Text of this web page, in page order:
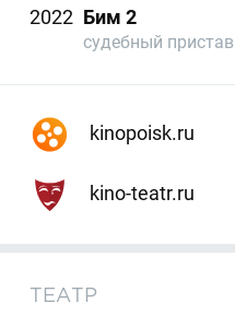
2022 Бим 2
судебный пристав
kinopoisk.ru
kino-teatr.ru
ТЕАТР